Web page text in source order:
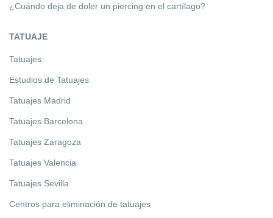
¿Cuándo deja de doler un piercing en el cartílago?
TATUAJE
Tatuajes
Estudios de Tatuajes
Tatuajes Madrid
Tatuajes Barcelona
Tatuajes Zaragoza
Tatuajes Valencia
Tatuajes Sevilla
Centros para eliminación de tatuajes